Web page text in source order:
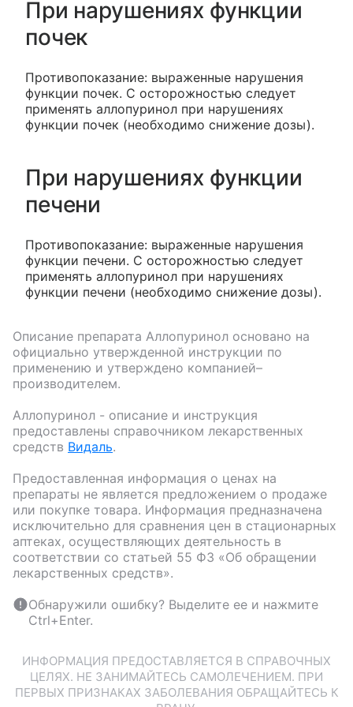
При нарушениях функции
почек
Противопоказание: выраженные нарушения
функции почек. С осторожностью следует
применять аллопуринол при нарушениях
функции почек (необходимо снижение дозы).
При нарушениях функции
печени
Противопоказание: выраженные нарушения
функции печени. С осторожностью следует
применять аллопуринол при нарушениях
функции печени (необходимо снижение дозы).
Описание препарата Аллопуринол основано на
официально утвержденной инструкции по
применению и утверждено компанией–
производителем.
Аллопуринол - описание и инструкция
предоставлены справочником лекарственных
средств Видаль.
Предоставленная информация о ценах на
препараты не является предложением о продаже
или покупке товара. Информация предназначена
исключительно для сравнения цен в стационарных
аптеках, осуществляющих деятельность в
соответствии со статьей 55 ФЗ «Об обращении
лекарственных средств».
Обнаружили ошибку? Выделите ее и нажмите
Ctrl+Enter.
ИНФОРМАЦИЯ ПРЕДОСТАВЛЯЕТСЯ В СПРАВОЧНЫХ
ЦЕЛЯХ. НЕ ЗАНИМАЙТЕСЬ САМОЛЕЧЕНИЕМ. ПРИ
ПЕРВЫХ ПРИЗНАКАХ ЗАБОЛЕВАНИЯ ОБРАЩАЙТЕСЬ К